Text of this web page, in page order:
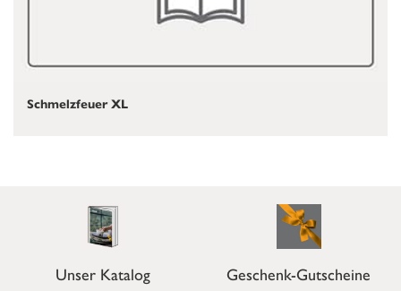
Schmelzfeuer XL
Unser Katalog Geschenk-Gutscheine